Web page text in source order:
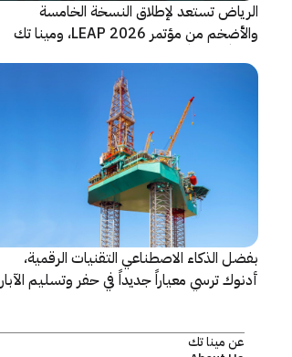
الرياض تستعد لإطلاق النسخة الخامسة
والأضخم من مؤتمر LEAP 2026، ومينا تك
بفضل الذكاء الاصطناعي التقنيات الرقمية،
أدنوك ترسي معياراً جديداً في حفر وتسليم الآبار
عن مينا تك